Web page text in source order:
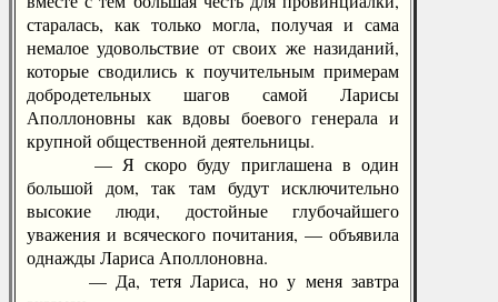
старалась, как только могла, получая и сама
немалое удовольствие от своих же назиданий,
которые сводились к поучительным примерам
добродетельных шагов самой Ларисы
Аполлоновны как вдовы боевого генерала и
крупной общественной деятельницы.
— Я скоро буду приглашена в один
большой дом, так там будут исключительно
высокие люди, достойные глубочайшего
уважения и всяческого почитания, — объявила
однажды Лариса Аполлоновна.
— Да, тетя Лариса, но у меня завтра